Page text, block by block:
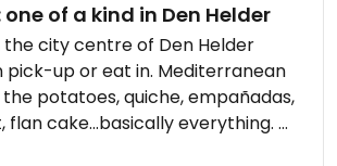
of a kind in Den Helder
city centre of Den Helder
pick-up or eat in. Mediterranean
potatoes, quiche, empañadas,
cake...basically everything.
amazing organic and mostly